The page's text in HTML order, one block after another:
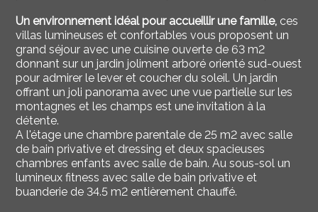
Un environnement idéal pour accueillir une famille, ces
villas lumineuses et confortables vous proposent un
grand séjour avec une cuisine ouverte de 63 m2
donnant sur un jardin joliment arboré orienté sud-ouest
pour admirer le lever et coucher du soleil. Un jardin
offrant un joli panorama avec une vue partielle sur les
montagnes et les champs est une invitation à la
détente.
A l'étage une chambre parentale de 25 m2 avec salle
de bain privative et dressing et deux spacieuses
chambres enfants avec salle de bain. Au sous-sol un
lumineux fitness avec salle de bain privative et
buanderie de 34.5 m2 entièrement chauffé.